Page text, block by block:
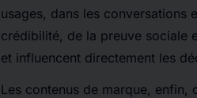
usages, dans les conversations
crédibilité, de la preuve sociale
et influencent directement les
Les contenus de marque,